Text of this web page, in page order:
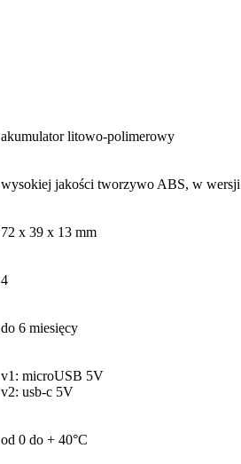
akumulator litowo-polimerowy
wysokiej jakości tworzywo ABS, w
72 x 39 x 13 mm
4
do 6 miesięcy
v1: microUSB 5V
v2: usb-c 5V
od 0 do + 40°C